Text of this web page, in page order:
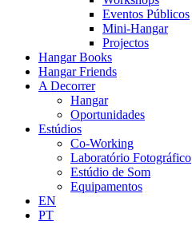
Eventos Públicos
Mini-Hangar
Projectos
Hangar Books
Hangar Friends
A Decorrer
Hangar
Oportunidades
Estúdios
Co-Working
Laboratório Fotográfico
Estúdio de Som
Equipamentos
EN
PT